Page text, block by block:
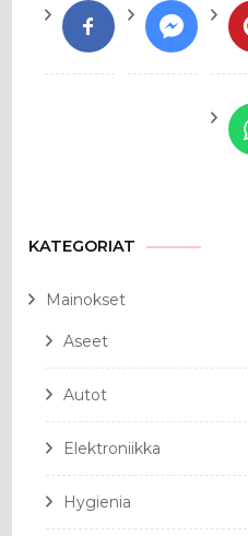
KATEGORIAT
Mainokset
Aseet
Autot
Elektroniikka
Hygienia